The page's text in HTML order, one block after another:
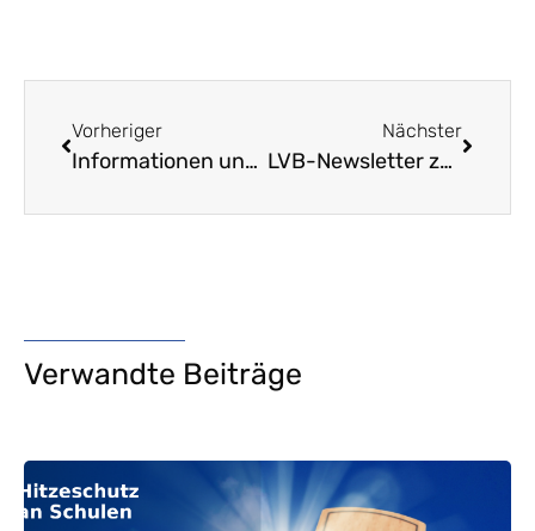
Vorheriger
Informationen und Anmeldepflicht LVB-Delegiertenversammlung vom 22. September 2021
Nächster
LVB-Newsletter zum Jahresende mit wichtigen Informationen
Verwandte Beiträge